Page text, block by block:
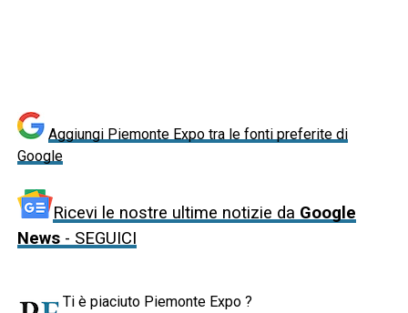
Aggiungi Piemonte Expo tra le fonti preferite di
Google
Ricevi le nostre ultime notizie da Google
News- SEGUICI
Ti è piaciuto Piemonte Expo ?